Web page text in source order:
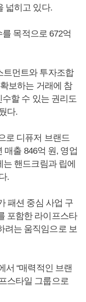
넓히고 있다.
목적으로 672억
트먼트와 투자조합
보하는 거래에 참
할 수 있는 권리도
다.
로 디퓨저 브랜드
매출 846억 원, 영업
는 핸드크림과 립에
.
패션 중심 사업 구
포함한 라이프스타
려는 움직임으로 보
서 “매력적인 브랜
스타일 그룹으로